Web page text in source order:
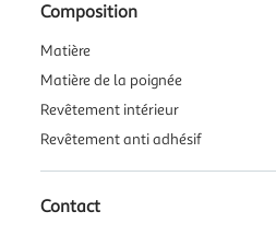
Composition
Matière
Matière de la poignée
Revêtement intérieur
Revêtement anti adhésif
Contact